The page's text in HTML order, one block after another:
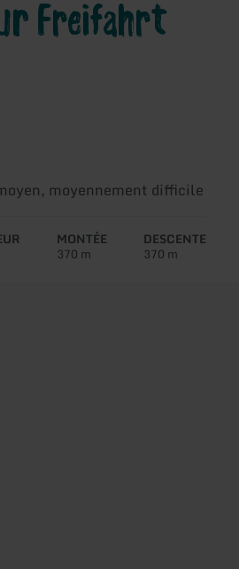
Freifahrt
moyennement difficile
MONTÉE
370 m
DESCENTE
370 m